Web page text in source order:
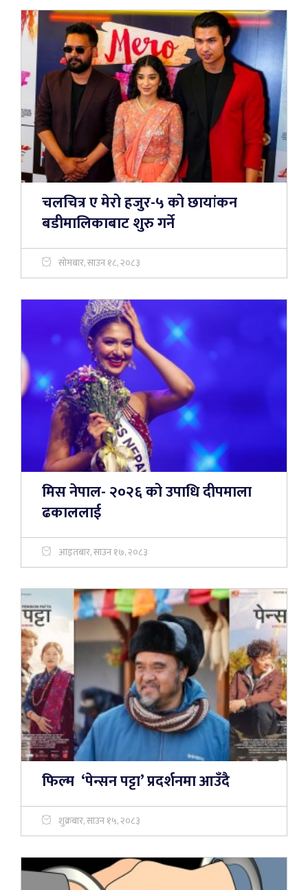
चलचित्र ए मेरो हजुर-५ को छायांकन
बडीमालिकाबाट शुरु गर्ने
सोमबार, साउन १८, २०८३
मिस नेपाल- २०२६ को उपाधि दीपमाला
ढकाललाई
आइतबार, साउन १७, २०८३
फिल्म ‘पेन्सन पट्टा’ प्रदर्शनमा आउँदै
शुक्रबार, साउन १५, २०८३